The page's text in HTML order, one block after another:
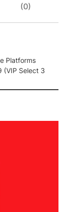
(0)
Platforms
(VIP Select 3